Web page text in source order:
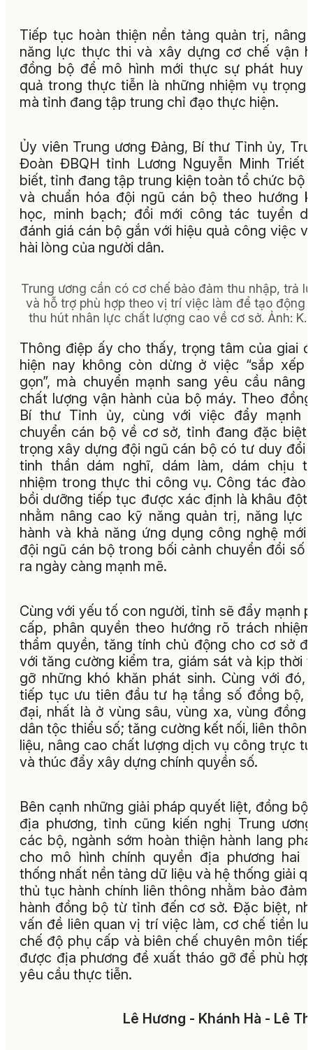
Tiếp tục hoàn thiện nền tảng quản trị, nâng
năng lực thực thi và xây dựng cơ chế vận
đồng bộ để mô hình mới thực sự phát huy
quả trong thực tiễn là những nhiệm vụ trọng
mà tỉnh đang tập trung chỉ đạo thực hiện.
Ủy viên Trung ương Đảng, Bí thư Tỉnh ủy,
Đoàn ĐBQH tỉnh Lương Nguyễn Minh Triết
biết, tỉnh đang tập trung kiện toàn tổ chức bộ
và chuẩn hóa đội ngũ cán bộ theo hướng
học, minh bạch; đổi mới công tác tuyển
đánh giá cán bộ gắn với hiệu quả công việc
hài lòng của người dân.
Trung ương cần có cơ chế bảo đảm thu nhập, trả
và hỗ trợ phù hợp theo vị trí việc làm để tạo động
thu hút nhân lực chất lượng cao về cơ sở. Ảnh: K.
Thông điệp ấy cho thấy, trọng tâm của giai
hiện nay không còn dừng ở việc “sắp xếp
gọn”, mà chuyển mạnh sang yêu cầu nâng
chất lượng vận hành của bộ máy. Theo
Bí thư Tỉnh ủy, cùng với việc đẩy mạnh
chuyển cán bộ về cơ sở, tỉnh đang đặc biệt
trọng xây dựng đội ngũ cán bộ có tư duy đổi
tinh thần dám nghĩ, dám làm, dám chịu
nhiệm trong thực thi công vụ. Công tác đào
bồi dưỡng tiếp tục được xác định là khâu đột
nhằm nâng cao kỹ năng quản trị, năng lực
hành và khả năng ứng dụng công nghệ mới
đội ngũ cán bộ trong bối cảnh chuyển đổi số
ra ngày càng mạnh mẽ.
Cùng với yếu tố con người, tỉnh sẽ đẩy mạnh
cấp, phân quyền theo hướng rõ trách
thẩm quyền, tăng tính chủ động cho cơ sở
với tăng cường kiểm tra, giám sát và kịp thời
gỡ những khó khăn phát sinh. Cùng với đó,
tiếp tục ưu tiên đầu tư hạ tầng số đồng bộ,
đại, nhất là ở vùng sâu, vùng xa, vùng đồng
dân tộc thiểu số; tăng cường kết nối, liên
liệu, nâng cao chất lượng dịch vụ công trực
và thúc đẩy xây dựng chính quyền số.
Bên cạnh những giải pháp quyết liệt, đồng bộ
địa phương, tỉnh cũng kiến nghị Trung
các bộ, ngành sớm hoàn thiện hành lang
cho mô hình chính quyền địa phương hai
thống nhất nền tảng dữ liệu và hệ thống giải
thủ tục hành chính liên thông nhằm bảo đảm
hành đồng bộ từ tỉnh đến cơ sở. Đặc biệt,
vấn đề liên quan vị trí việc làm, cơ chế tiền
chế độ phụ cấp và biên chế chuyên môn
được địa phương đề xuất tháo gỡ để phù
yêu cầu thực tiễn.
Lê Hương - Khánh Hà - Lê